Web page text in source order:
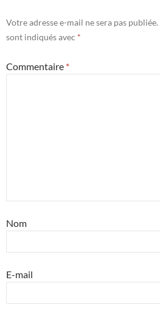
Votre adresse e-mail ne sera pas publiée.
sont indiqués avec *
Commentaire *
Nom
E-mail